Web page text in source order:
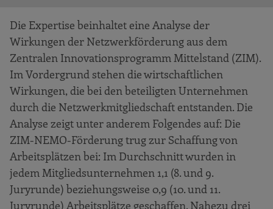
Die Expertise beinhaltet eine Analyse der
Wirkungen der Netzwerkförderung aus dem
Zentralen Innovationsprogramm Mittelstand (ZIM).
Im Vordergrund stehen die wirtschaftlichen
Wirkungen, die bei den beteiligten Unternehmen
durch die Netzwerkmitgliedschaft entstanden. Die
Analyse zeigt unter anderem Folgendes auf: Die
ZIM-NEMO-Förderung trug zur Schaffung von
Arbeitsplätzen bei: Im Durchschnitt wurden in
jedem Mitgliedsunternehmen 1,1 (8. und 9.
Juryrunde) beziehungsweise 0,9 (10. und 11.
Juryrunde) Arbeitsplätze geschaffen. Nahezu drei